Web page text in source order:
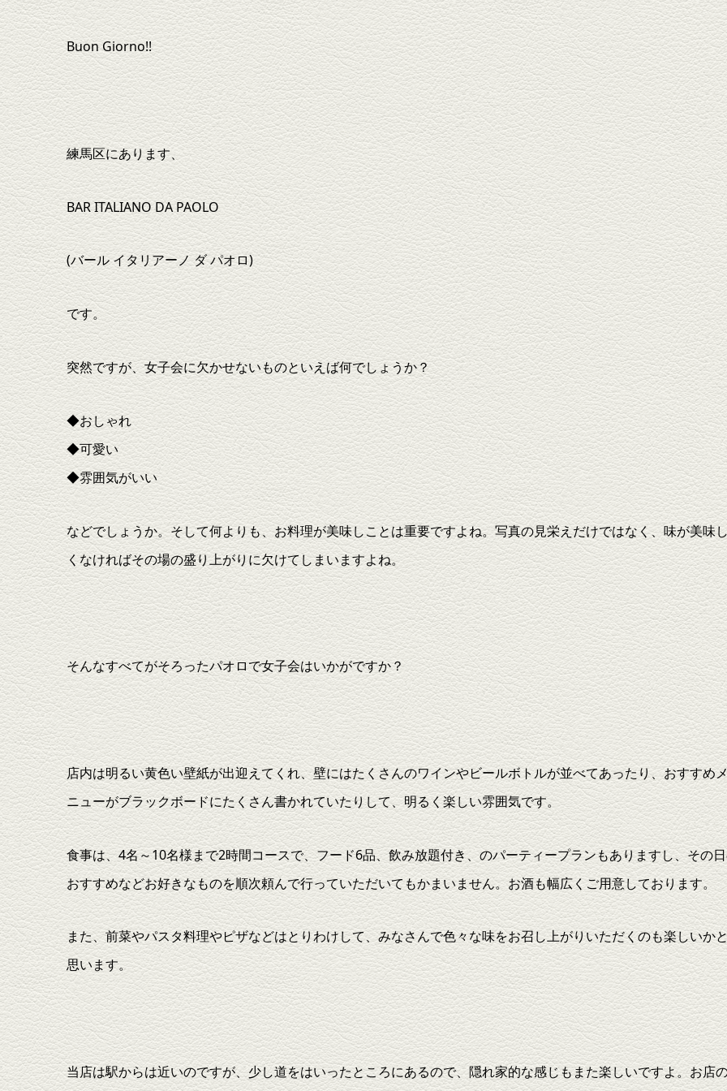
Buon Giorno!!
練馬区にあります、
BAR ITALIANO DA PAOLO
(バール イタリアーノ ダ パオロ)
です。
突然ですが、女子会に欠かせないものといえば何でしょうか？
◆おしゃれ
◆可愛い
◆雰囲気がいい
などでしょうか。そして何よりも、お料理が美味しことは重要ですよね。写真の見栄えだけではなく、味が美味
くなければその場の盛り上がりに欠けてしまいますよね。
そんなすべてがそろったパオロで女子会はいかがですか？
店内は明るい黄色い壁紙が出迎えてくれ、壁にはたくさんのワインやビールボトルが並べてあったり、おすすめ
ニューがブラックボードにたくさん書かれていたりして、明るく楽しい雰囲気です。
食事は、4名～10名様まで2時間コースで、フード6品、飲み放題付き、のパーティープランもありますし、その
おすすめなどお好きなものを順次頼んで行っていただいてもかまいません。お酒も幅広くご用意しております。
また、前菜やパスタ料理やピザなどはとりわけして、みなさんで色々な味をお召し上がりいただくのも楽しいか
思います。
当店は駅からは近いのですが、少し道をはいったところにあるので、隠れ家的な感じもまた楽しいですよ。お店